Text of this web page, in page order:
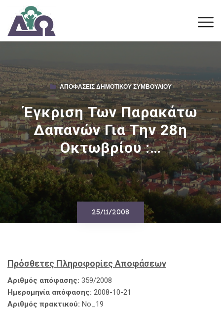
ΑΠΟΦΆΣΕΙΣ ΔΗΜΟΤΙΚΟΎ ΣΥΜΒΟΥΛΊΟΥ
Έγκριση Των Παρακάτω
Δαπανών Για Την 28η
Οκτωβρίου :…
25/11/2008
Πρόσθετες Πληροφορίες Αποφάσεων
Αριθμός απόφασης: 359/2008
Ημερομηνία απόφασης: 2008-10-21
Αριθμός πρακτικού: No_19